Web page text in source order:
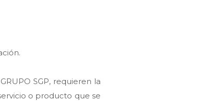
SGP, requieren la
o producto que se